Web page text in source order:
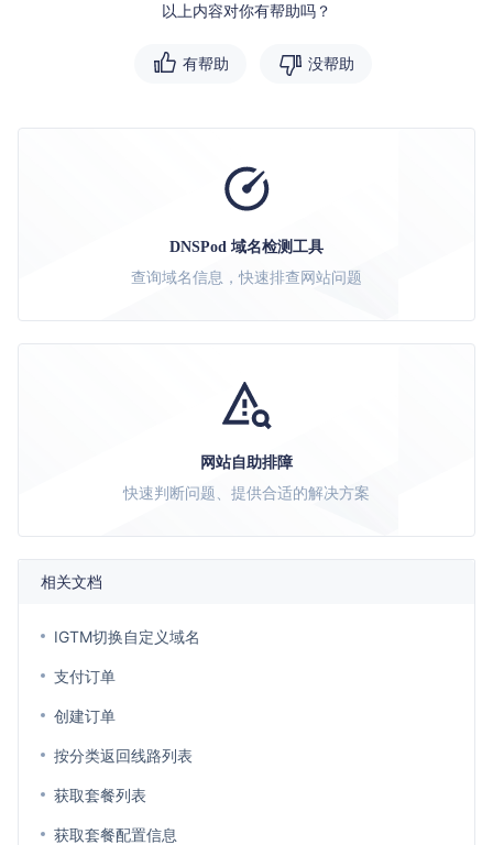
以上内容对你有帮助吗？
有帮助 没帮助
DNSPod 域名检测工具
查询域名信息，快速排查网站问题
网站自助排障
快速判断问题、提供合适的解决方案
相关文档
IGTM切换自定义域名
支付订单
创建订单
按分类返回线路列表
获取套餐列表
获取套餐配置信息